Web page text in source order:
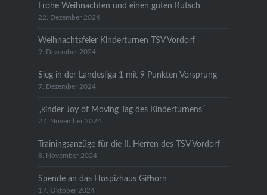
Frohe Weihnachten und einen guten Rutsch
22. Dezember 2024
Weihnachtsfeier Kinderturnen TSV Vordorf
9. Dezember 2024
Sieg in der Landesliga 1 mit 9 Punkten Vorsprung
7. Dezember 2024
„kinder Joy of Moving Tag des Kinderturnens“
27. November 2024
Trainingsanzüge für die II. Herren des TSV Vordorf
8. November 2024
Spende an das Hospizhaus Gifhorn
17. Oktober 2024